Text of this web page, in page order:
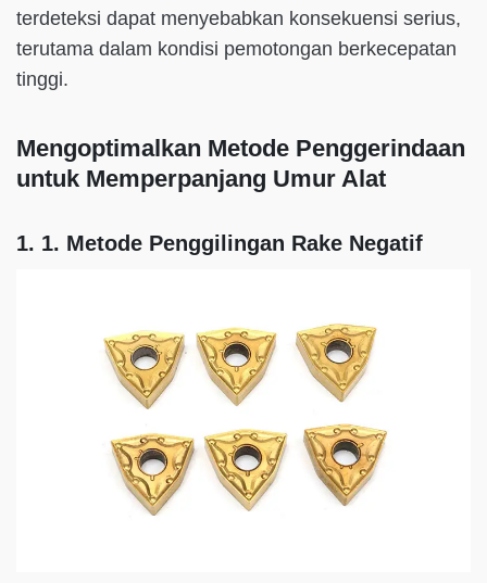
terdeteksi dapat menyebabkan konsekuensi serius,
terutama dalam kondisi pemotongan berkecepatan
tinggi.
Mengoptimalkan Metode Penggerindaan
untuk Memperpanjang Umur Alat
1. 1. Metode Penggilingan Rake Negatif